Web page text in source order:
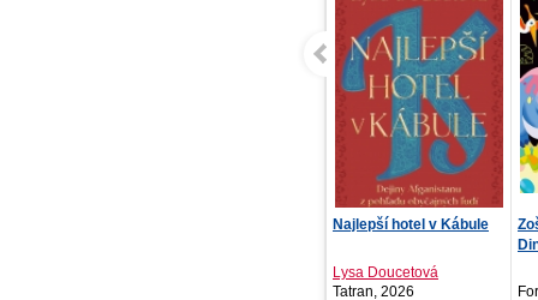
Zoškrab a vymaľuj -
Fortuna Libri, 2026